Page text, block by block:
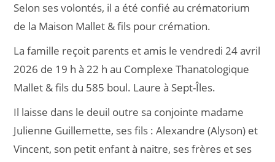
Selon ses volontés, il a été confié au crématorium
de la Maison Mallet & fils pour crémation.
La famille reçoit parents et amis le vendredi 24 avril
2026 de 19 h à 22 h au Complexe Thanatologique
Mallet & fils du 585 boul. Laure à Sept-Îles.
Il laisse dans le deuil outre sa conjointe madame
Julienne Guillemette, ses fils : Alexandre (Alyson) et
Vincent, son petit enfant à naitre, ses frères et ses